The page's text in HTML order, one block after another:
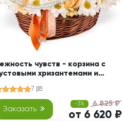
чувств - корзина с
хризантемами и
7
Заказать
-3% 6 825 ₽
от 6 620 ₽